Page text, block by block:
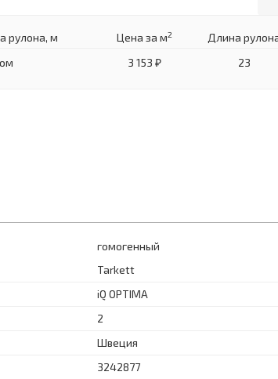
рулона, м Цена за м2 Длина
3 153 ₽ 23
гомогенный
Tarkett
iQ OPTIMA
2
Швеция
3242877